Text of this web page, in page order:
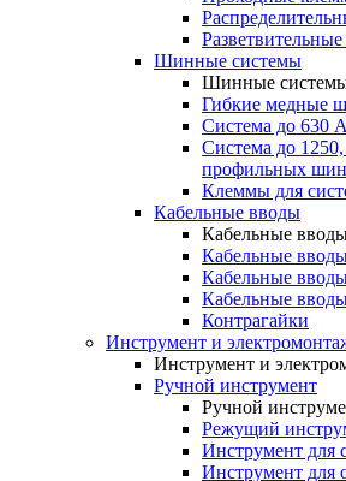
Шинные системы
Шинные
Гибкие медные
Система до 630
Система до
профильных шин
Клеммы для
Кабельные вводы
Кабельные
Кабельные
Кабельные
Кабельные
Контрагайки
Инструмент и
Инструмент и
Ручной инструмент
Ручной
Режущий
Инструмент для
Инструмент для